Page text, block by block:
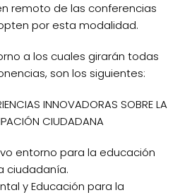
remoto de las conferencias
por esta modalidad.
a los cuales girarán todas
son los siguientes:
INNOVADORAS SOBRE LA
CIUDADANA
entorno para la educación
ciudadanía.
y Educación para la